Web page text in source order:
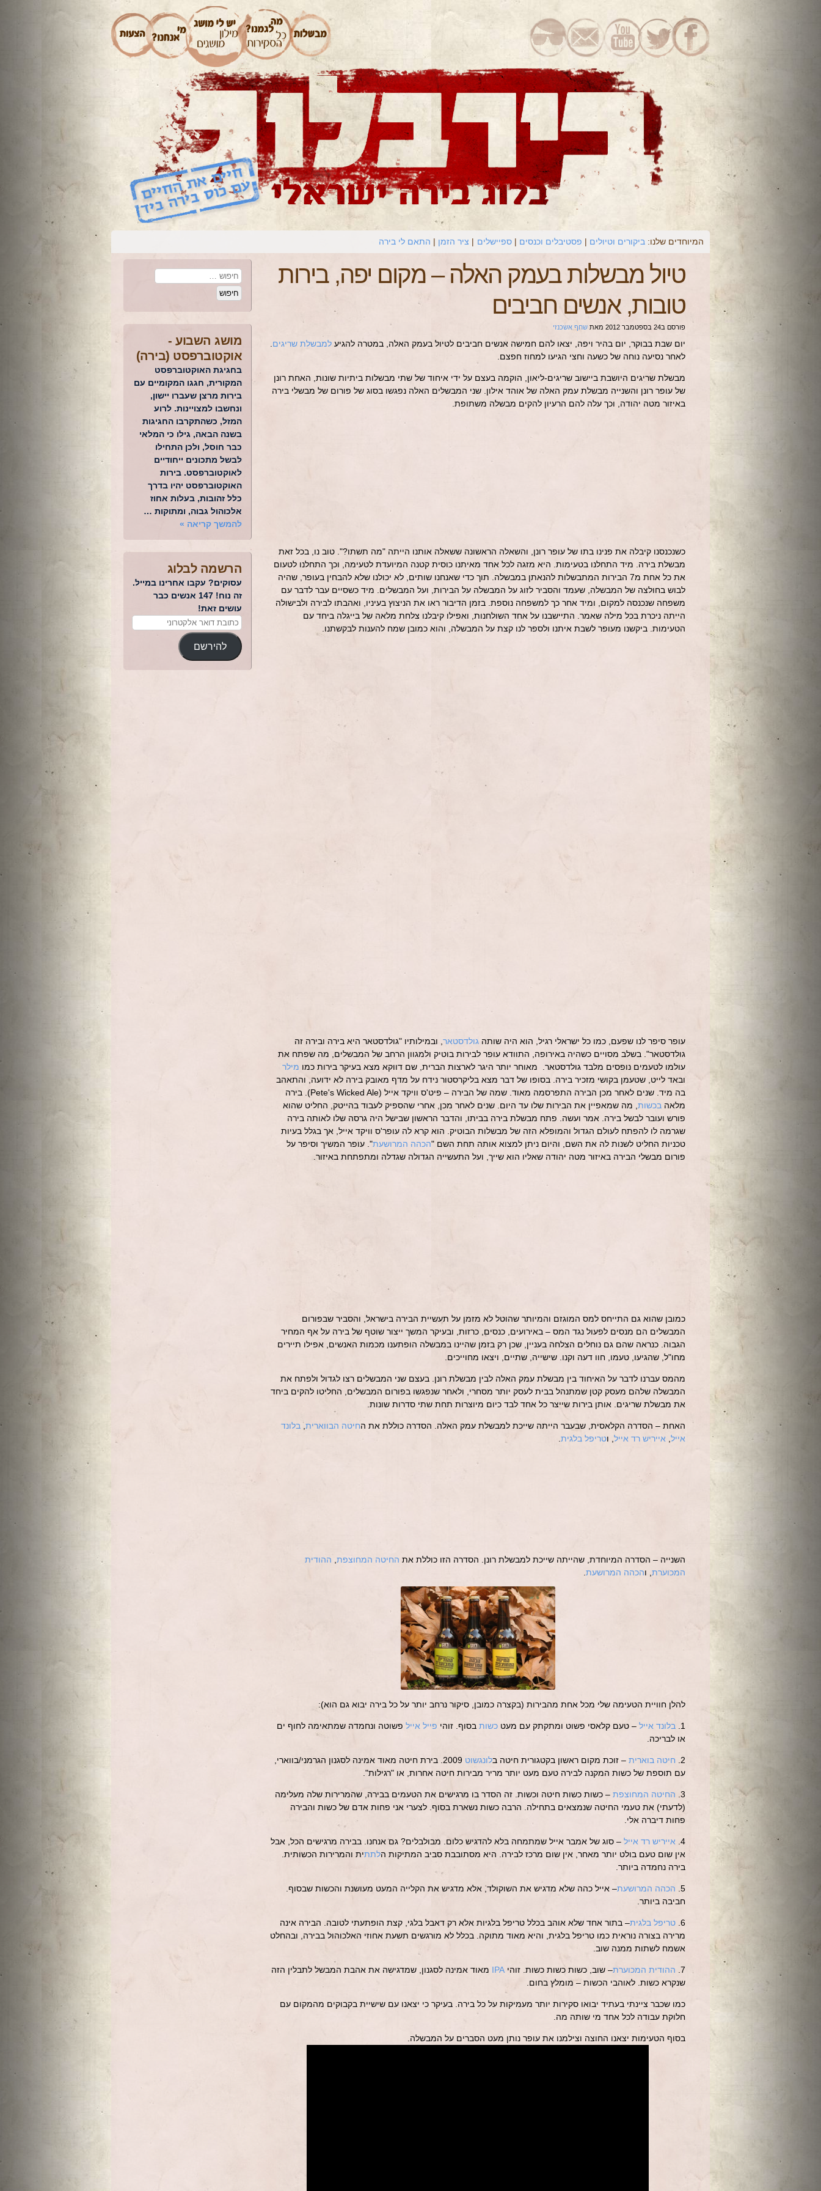
המיוחדים שלנו: ביקורים וטיולים פסטיבלים וכנסים ספיישלים ציר הזמן התאם לי בירה
טיול מבשלות בעמק האלה – מקום יפה, בירות
טובות, אנשים חביבים
פורסם ב24 בספטמבר 2012 מאת שחף אשכנזי
יום שבת בבוקר, יום בהיר ויפה, יצאו להם חמישה אנשים חביבים לטיול בעמק האלה, במטרה להגיע למבשלת שריגים
לאחר נסיעה נוחה של כשעה וחצי הגיעו למחוז חפצם.
מבשלת שריגים היושבת ביישוב שריגים-ליאון, הוקמה בעצם על ידי איחוד של שתי מבשלות ביתיות שונות, האחת רונן
של עופר רונן והשנייה מבשלת עמק האלה של אוהד אילון. שני המבשלים האלה נפגשו בסוג של פורום של מבשלי בירה
באיזור מטה יהודה, וכך עלה להם הרעיון להקים מבשלה משתופת.
כשנכנסנו קיבלה את פנינו בתו של עופר רונן, והשאלה הראשונה ששאלה אותנו הייתה "מה תשתו?". טוב נו, בכל זאת
מבשלת בירה. מיד התחלנו בטעימות. היא מזגה לכל אחד מאיתנו כוסית קטנה המיועדת לטעימה, וכך התחלנו לטעום
את כל אחת מ7 הבירות המתבשלות להנאתן במבשלה. תוך כדי שאנחנו שותים, לא יכולנו שלא להבחין בעופר, שהיה
לבוש בחולצה של המבשלה, שעמד והסביר לזוג על המבשלה על הבירות, ועל המבשלים. מיד כשסיים עבר לדבר עם
משפחה שנכנסה למקום, ומיד אחר כך למשפחה נוספת. בזמן הדיבור ראו את הניצוץ בעיניו, ואהבתו לבירה ולבישולה
הייתה ניכרת בכל מילה שאמר. התיישבנו על אחד השולחנות, ואפילו קיבלנו צלחת מלאה של בייגלה ביחד עם
הטעימות. ביקשנו מעופר לשבת איתנו ולספר לנו קצת על המבשלה, והוא כמובן שמח להענות לבקשתנו.
עופר סיפר לנו שפעם, כמו כל ישראלי רגיל, הוא היה שותה גולדסטאר , ובמילותיו "גולדסטאר היא בירה ובירה זה
גולדסטאר". בשלב מסויים כשהיה באירופה, התוודא עופר לבירות בוטיק ולמגוון הרחב של המבשלים, מה שפתח את
עולמו לטעמים נופסים מלבד גולדסטאר. מאוחר יותר היגר לארצות הברית, שם דווקא מצא בעיקר בירות כמו מילר
ובאד לייט, שטעמן בקושי מזכיר בירה. בסופו של דבר מצא בליקרסטור נידח על מדף מאובק בירה לא ידועה, והתאהב
בה מיד. שנים לאחר מכן הבירה התפרסמה מאוד. שמה של הבירה – פיט'ס וויקד אייל (Pete's Wicked Ale). בירה
מלאה בכשות , מה שמאפיין את הבירות שלו עד היום. שנים לאחר מכן, אחרי שהספיק לעבוד בהייטק, החליט שהוא
פורש ועובר לבשל בירה. אמר ועשה. פתח מבשלת בירה בביתו, והדבר הראשון שבישל היה גרסה שלו לאותה בירה
שגרמה לו להפתח לעולם הגדול והמופלא הזה של מבשלות הבוטיק. הוא קרא לה עופר'ס וויקד אייל, אך בגלל בעיות
טכניות החליט לשנות לה את השם, והיום ניתן למצוא אותה תחת השם "הכהה המרושעת". עופר המשיך וסיפר על
פורום מבשלי הבירה באיזור מטה יהודה שאליו הוא שייך, ועל התעשייה הגדולה שגדלה ומתפתחת באיזור.
כמובן שהוא גם התייחס למס המוגזם והמיותר שהוטל לא מזמן על תעשיית הבירה בישראל, והסביר שבפורום
המבשלים הם מנסים לפעול נגד המס – באירועים, כנסים, כרזות, ובעיקר המשך ייצור שוטף של בירה על אף המחיר
הגבוה. כנראה שהם גם נוחלים הצלחה בעניין, שכן רק בזמן שהיינו במבשלה הופתענו מכמות האנשים, אפילו תיירים
מחו"ל, שהגיעו, טעמו, חוו דעה וקנו. שישייה, שתיים, ויצאו מחוייכים.
מהמס עברנו לדבר על האיחוד בין מבשלת עמק האלה לבין מבשלת רונן. בעצם שני המבשלים רצו לגדול ולפתח את
המבשלה שלהם מעסק קטן שמתנהל בבית לעסק יותר מסחרי, ולאחר שנפגשו בפורום המבשלים, החליטו להקים ביחד
את מבשלת שריגים. אותן בירות שייצר כל אחד לבד כיום מיוצרות תחת שתי סדרות שונות.
האחת – הסדרה הקלאסית, שבעבר הייתה שייכת למבשלת עמק האלה. הסדרה כוללת את החיטה הבווארית, בלונד
אייל אייריש רד אייל , וטריפל בלגית
השנייה – הסדרה המיוחדת, שהייתה שייכת למבשלת רונן. הסדרה הזו כוללת את החיטה המחוצפת ההודית
המכוערת , והכהה המרושעת
להלן חוויית הטעימה שלי מכל אחת מהבירות (בקצרה כמובן, סיקור נרחב יותר על כל בירה יבוא גם הוא):
1. בלונד אייל – טעם קלאסי פשוט ומתקתק עם מעט כשות בסוף. זוהי פייל אייל פשוטה ונחמדה שמתאימה לחוף ים
או לבריכה.
2. חיטה בוארית – זוכת מקום ראשון בקטגורית חיטה בלונגשוט
2009. בירת חיטה מאוד אמינה לסגנון הגרמני/בווארי,
עם תוספת של כשות המקנה לבירה טעם מעט יותר מריר מבירות חיטה אחרות, או "רגילות".
3. החיטה המחוצפת – כשות כשות חיטה וכשות. זה הסדר בו מרגישים את הטעמים בבירה, שהמרירות שלה מעלימה
(לדעתי) את טעמי החיטה שנמצאים בתחילה. הרבה כשות נשארת בסוף. לצערי אני פחות אדם של כשות והבירה
פחות דיברה אלי.
4. אייריש רד אייל – סוג של אמבר אייל שמתמחה בלא להדגיש כלום. מבולבלים? גם אנחנו. בבירה מרגישים הכל, אבל
אין שום טעם בולט יותר מאחר, אין שום מרכז לבירה. היא מסתובבת סביב המתיקות הלתתית והמרירות הכשותית.
בירה נחמדה ביותר.
5. הכהה המרושעת– אייל כהה שלא מדגיש את השוקולד, אלא מדגיש את הקלייה המעט מעושנת והכשות שבסוף.
חביבה ביותר.
6. טריפל בלגית– בתור אחד שלא אוהב בכלל טריפל בלגיות אלא רק דאבל בלגי, קצת הופתעתי לטובה. הבירה אינה
מרירה בצורה נוראית כמו טריפל בלגית, והיא מאוד מתוקה. בכלל לא מורגשים תשעת אחוזי האלכוהול בבירה, ובהחלט
אשמח לשתות ממנה שוב.
7. ההודית המכוערת– שוב, כשות כשות כשות. זוהי IPA מאוד אמינה לסגנון, שמדגישה את אהבת המבשל לתבלין הזה
שנקרא כשות. לאוהבי הכשות – מומלץ בחום.
כמו שכבר ציינתי בעתיד יבואו סקירות יותר מעמיקות על כל בירה. בעיקר כי יצאנו עם שישיית בקבוקים מהמקום עם
חלוקת עבודה לכל אחד מי שותה מה.
בסוף הטעימות יצאנו החוצה וצילמנו את עופר נותן מעט הסברים על המבשלה.
מושג השבוע -
אוקטוברפסט (בירה)
בחגיגת האוקטוברפסט
המקורית, חגגו המקומיים עם
בירות מרצן שעברו יישון,
ונחשבו למצויינות. לרוע
המזל, כשהתקרבו החגיגות
בשנה הבאה, גילו כי המלאי
כבר חוסל, ולכן התחילו
לבשל מתכונים ייחודיים
לאוקטוברפסט. בירות
האוקטוברפסט יהיו בדרך
כלל זהובות, בעלות אחוז
אלכוהול גבוה, ומתוקות …
להמשך קריאה »
הרשמה לבלוג
עסוקים? עקבו אחרינו במייל.
זה נוח! 147 אנשים כבר
עושים זאת!
להירשם